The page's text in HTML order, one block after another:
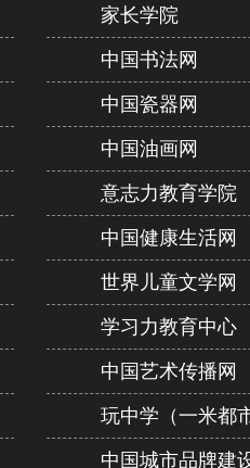
家长学院
中国书法网
中国瓷器网
中国油画网
意志力教育学院
中国健康生活网
世界儿童文学网
学习力教育中心
中国艺术传播网
玩中学（一米都
中国城市品牌建